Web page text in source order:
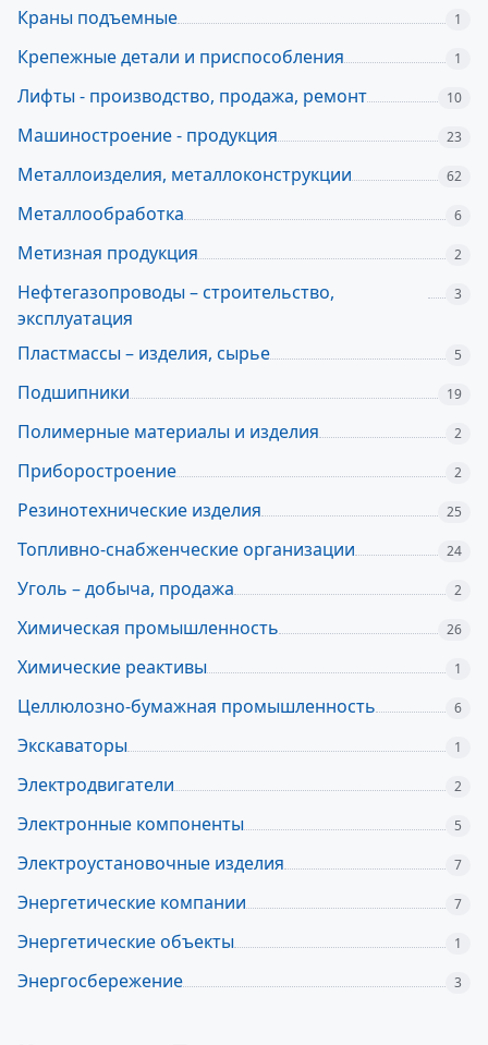
Краны подъемные 1
Крепежные детали и приспособления 1
Лифты - производство, продажа, ремонт 10
Машиностроение - продукция 23
Металлоизделия, металлоконструкции 62
Металлообработка 6
Метизная продукция 2
Нефтегазопроводы – строительство,
эксплуатация
3
Пластмассы – изделия, сырье 5
Подшипники 19
Полимерные материалы и изделия 2
Приборостроение 2
Резинотехнические изделия 25
Топливно-снабженческие организации 24
Уголь – добыча, продажа 2
Химическая промышленность 26
Химические реактивы 1
Целлюлозно-бумажная промышленность 6
Экскаваторы 1
Электродвигатели 2
Электронные компоненты 5
Электроустановочные изделия 7
Энергетические компании 7
Энергетические объекты 1
Энергосбережение 3